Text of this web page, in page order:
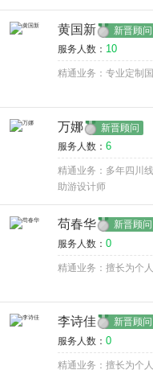
黄国新 新晋顾问
服务人数： 10
精通业务：专业定制
万娜 新晋顾问
服务人数： 6
精通业务：多年四川
助游设计师
苟春华 新晋顾问
服务人数： 0
精通业务：擅长为个
李诗佳 新晋顾问
服务人数： 0
精通业务：擅长为个